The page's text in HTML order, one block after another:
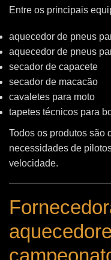
Entre os principais
aquecedor de pneus
aquecedor de pneus
secador de capacete
secador de macacão
cavaletes para moto
tapetes técnicos para
Todos os produtos são
necessidades de
velocidade.